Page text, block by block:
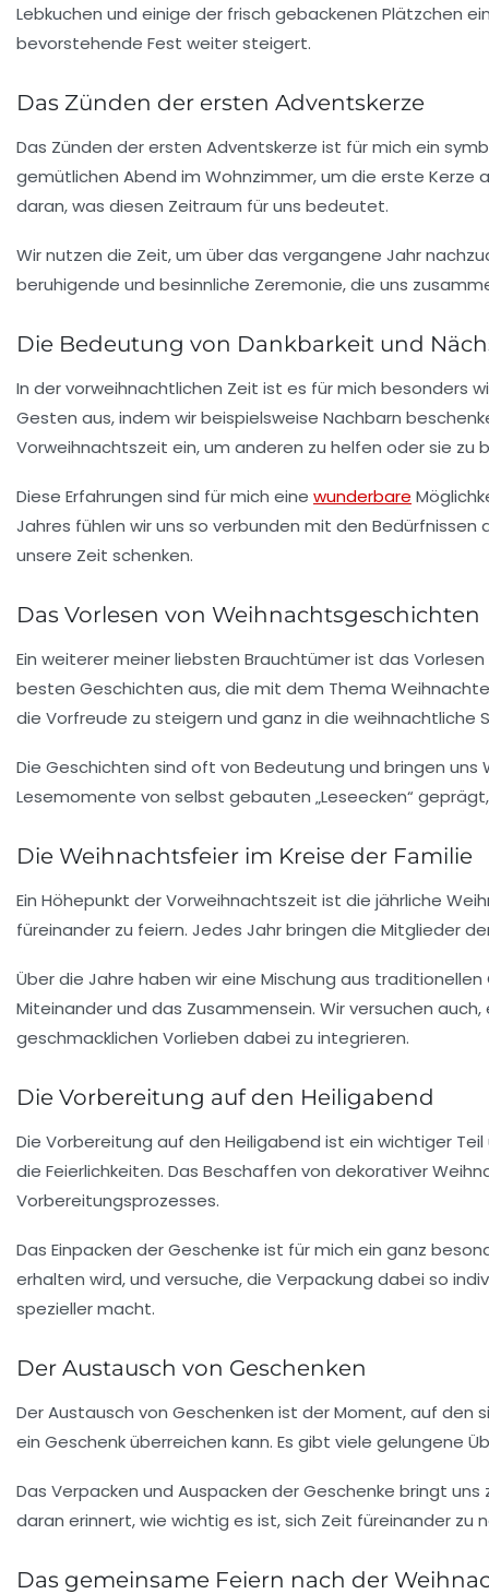
Lebkuchen und einige der frisch gebackenen Plätzchen
bevorstehende Fest weiter steigert.
Das Zünden der ersten Adventskerze
Das Zünden der ersten Adventskerze ist für mich ein
gemütlichen Abend im Wohnzimmer, um die erste Kerze
daran, was diesen Zeitraum für uns bedeutet.
Wir nutzen die Zeit, um über das vergangene Jahr
beruhigende und besinnliche Zeremonie, die uns
Die Bedeutung von Dankbarkeit und
In der vorweihnachtlichen Zeit ist es für mich besonders
Gesten aus, indem wir beispielsweise Nachbarn
Vorweihnachtszeit ein, um anderen zu helfen oder sie zu
Diese Erfahrungen sind für mich eine wunderbare
Jahres fühlen wir uns so verbunden mit den
unsere Zeit schenken.
Das Vorlesen von Weihnachtsgeschichten
Ein weiterer meiner liebsten Brauchtümer ist das
besten Geschichten aus, die mit dem Thema
die Vorfreude zu steigern und ganz in die weihnachtliche
Die Geschichten sind oft von Bedeutung und bringen
Lesemomente von selbst gebauten „Leseecken“
Die Weihnachtsfeier im Kreise der Familie
Ein Höhepunkt der Vorweihnachtszeit ist die jährliche
füreinander zu feiern. Jedes Jahr bringen die Mitglieder
Über die Jahre haben wir eine Mischung aus
Miteinander und das Zusammensein. Wir versuchen
geschmacklichen Vorlieben dabei zu integrieren.
Die Vorbereitung auf den Heiligabend
Die Vorbereitung auf den Heiligabend ist ein wichtiger
die Feierlichkeiten. Das Beschaffen von dekorativer
Vorbereitungsprozesses.
Das Einpacken der Geschenke ist für mich ein ganz
erhalten wird, und versuche, die Verpackung dabei so
spezieller macht.
Der Austausch von Geschenken
DerAustausch von Geschenken ist der Moment, auf den
ein Geschenk überreichen kann. Es gibt viele gelungene
Das Verpacken und Auspacken der Geschenke bringt
daran erinnert, wie wichtig es ist, sich Zeit füreinander zu
Das gemeinsame Feiern nach der